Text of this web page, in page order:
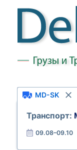
MD-SK
Транспорт:
09.08–09.10